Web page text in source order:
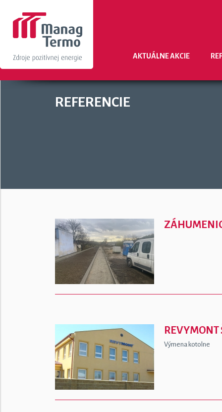
AKTUÁLNE AKCIE
REFERENCIE
REVYMONT
Výmena kotolne